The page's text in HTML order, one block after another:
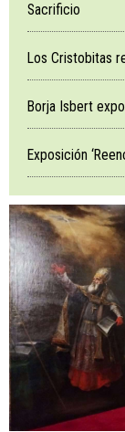
Sacrificio
Los Cristobitas
Borja Isbert
Exposición